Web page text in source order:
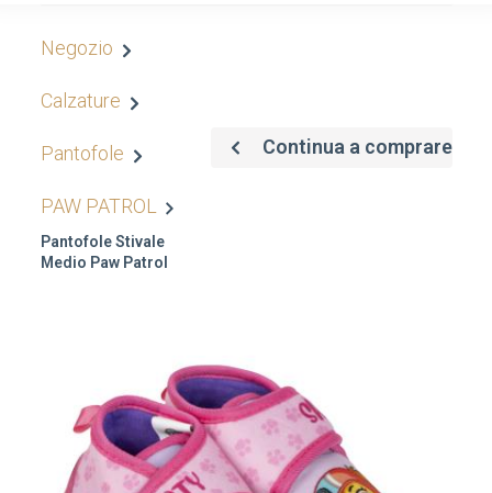
Negozio
Calzature
Pantofole
PAW PATROL
Pantofole Stivale
Medio Paw Patrol
Continua a comprare